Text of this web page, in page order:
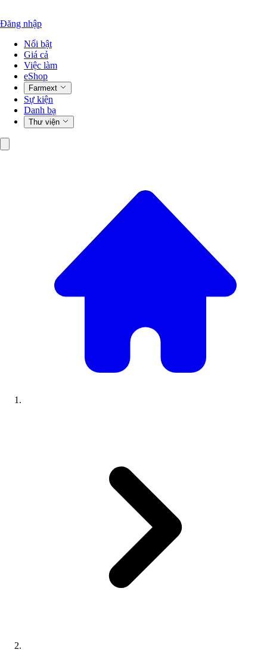
Đăng nhập
Nổi bật
Giá cả
Việc làm
eShop
Farmext
Sự kiện
Danh bạ
Thư viện